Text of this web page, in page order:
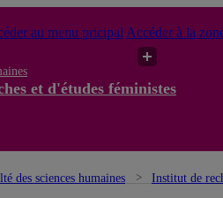
au menu pricipal Accéder à la
et d'études féministes
des sciences humaines Institut de